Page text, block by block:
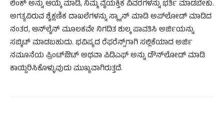
ಲಿಂಕ್ ಅನ್ನು ಆಯ್ಕೆ ಮಾಡಿ, ನಿಮ್ಮ ವೈಯಕ್ತಿಕ ವಿವರಗಳನ್ನು ಭರ್ತಿ ಮಾಡಬೇಕು.
ಅಗತ್ಯವಿರುವ ಶೈಕ್ಷಣಿಕ ದಾಖಲೆಗಳನ್ನು ಸ್ಕ್ಯಾನ್ ಮಾಡಿ ಅಪ್‌ಲೋಡ್ ಮಾಡಿದ
ನಂತರ, ಆನ್‌ಲೈನ್ ಮೂಲಕವೇ ನಿಗದಿತ ಶುಲ್ಕ ಪಾವತಿಸಿ ಅರ್ಜಿಯನ್ನು
ಸಬ್ಮಿಟ್ ಮಾಡಬಹುದು. ಭವಿಷ್ಯದ ರೆಫರೆನ್ಸ್‌ಗಾಗಿ ಸಲ್ಲಿಕೆಯಾದ ಅರ್ಜಿ
ನಮೂನೆಯ ಪ್ರಿಂಟ್‌ಔಟ್ ಅಥವಾ ಪಿಡಿಎಫ್ ಅನ್ನು ಡೌನ್‌ಲೋಡ್ ಮಾಡಿ
ಕಾಯ್ದಿರಿಸಿಕೊಳ್ಳುವುದು ಮುಖ್ಯವಾಗಿರುತ್ತದೆ.